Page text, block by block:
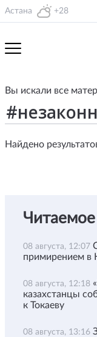
Астана +28
Вы искали все
Найдено
Читаемое
08 августа, 12:07
примирением в
08 августа, 12:18
казахстанцы
к Токаеву
08 августа, 13:16